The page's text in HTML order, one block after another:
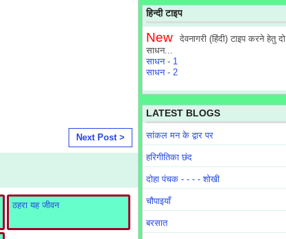
Next Post >
ठहरा यह जीवन
हिन्दी टाइप
New
देवनागरी (हिंदी) टाइप करने हेतु दो
साधन...
साधन - 1
साधन - 2
LATEST BLOGS
सांकल मन के द्वार पर
हरिगीतिका छंद
दोहा पंचक - - - - शोखी
चौपाइयाँ
बरसात